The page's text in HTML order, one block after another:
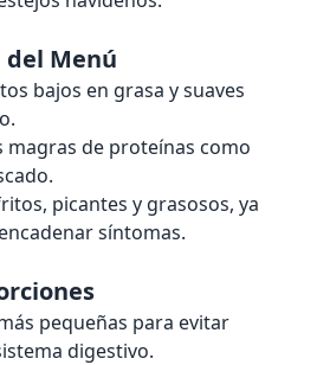
Menú
bajos en grasa y suaves
magras de proteínas como
picantes y grasosos, ya
síntomas.
pequeñas para evitar
digestivo.